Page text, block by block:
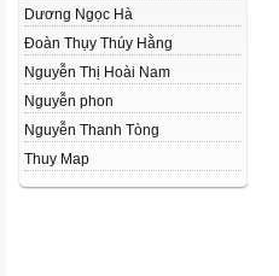
Dương Ngọc Hà
Đoàn Thụy Thúy Hằng
Nguyễn Thị Hoài Nam
Nguyễn phon
Nguyễn Thanh Tòng
Thuy Map